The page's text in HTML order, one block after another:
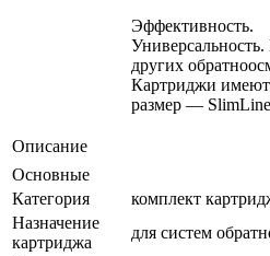
Эффективность.
других
Картриджи
размер —
Описание
Основные
Категория
комплект
Назначение
картриджа
для систем